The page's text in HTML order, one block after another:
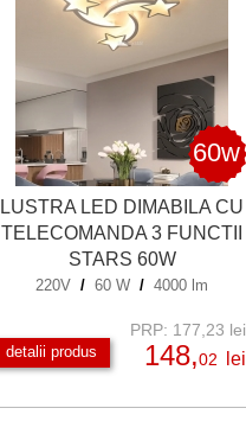
60w
LUSTRA LED DIMABILA CU
TELECOMANDA 3 FUNCTII
STARS 60W
220V / 60 W / 4000 lm
detalii produs
PRP: 177,23 lei
148,02 lei